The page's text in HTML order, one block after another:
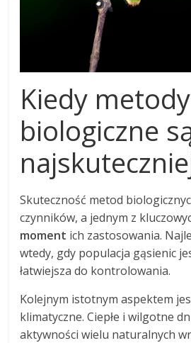
Kiedy metody
biologiczne
Skuteczność metod
czynników, a jednym z
moment ich zastosowania.
wtedy, gdy populacja gąsienic
łatwiejsza do kontrolowania.
Kolejnym istotnym aspektem
klimatyczne. Ciepłe i wilgotne
aktywności wielu naturalnych